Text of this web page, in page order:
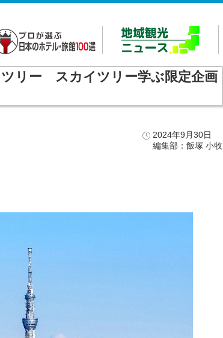
リー スカイツリー学ぶ限定企画
2024年9月30日
編集部：飯塚 小牧